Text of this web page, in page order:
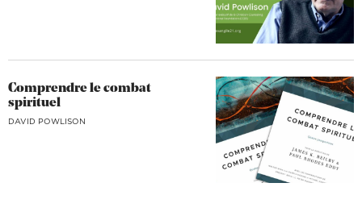
Comprendre le combat
spirituel
DAVID POWLISON